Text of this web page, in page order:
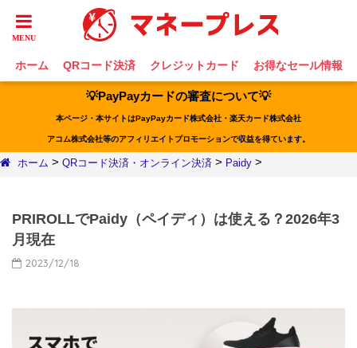
ホーム QRコード決済 クレジットカード お得なセール情報
💡PayPayカードの審査について💡
本ページ・本サイトはPayPayカード株式会社・楽天カード株式会社
アコム株式会社等のアフィリエイトプロモーションで収益を得ています。
ホーム > QRコード決済・オンライン決済 > Paidy >
PRIROLLでPaidy（ペイディ）は使える？2026年3
月現在
2023/12/18